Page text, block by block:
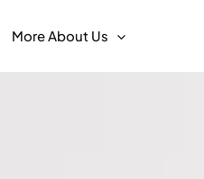
More About Us